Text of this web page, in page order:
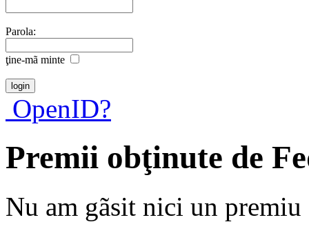
Parola:
ţine-mã minte
OpenID?
Premii obţinute de
Nu am gãsit nici un premiu